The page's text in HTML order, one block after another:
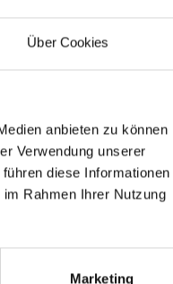
Über Cookies
anbieten zu können
Verwendung unserer
diese Informationen
Rahmen Ihrer Nutzung
Marketing
Hede